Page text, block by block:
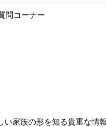
問コーナー
家族の形を知る貴重な情